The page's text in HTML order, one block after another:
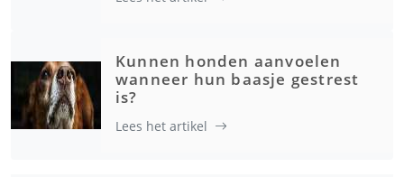
Kunnen honden aanvoelen
wanneer hun baasje gestrest
is?
Lees het artikel